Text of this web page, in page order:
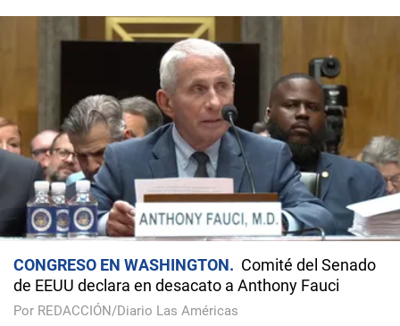
CONGRESO EN WASHINGTON
Comité del Senado
de EEUU declara en desacato a Anthony Fauci
Por REDACCIÓN/Diario Las Américas